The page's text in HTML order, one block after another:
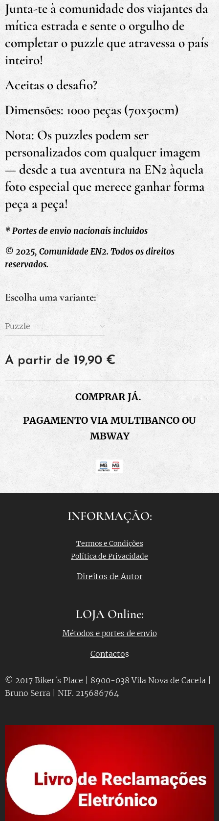
Junta-te à comunidade dos viajantes da
mítica estrada e sente o orgulho de
completar o puzzle que atravessa o país
inteiro!
Aceitas o desafio?
Dimensões: 1000 peças (70x50cm)
Nota: Os puzzles podem ser
personalizados com qualquer imagem
— desde a tua aventura na EN2 àquela
foto especial que merece ganhar forma
peça a peça!
* Portes de envio nacionais incluidos
© 2025, Comunidade EN2. Todos os direitos
reservados.
Escolha uma variante:
Puzzle
A partir de 19,90 €
COMPRAR JÁ.
PAGAMENTO VIA MULTIBANCO OU
MBWAY
INFORMAÇÃO:
Termos e Condições
Política de Privacidade
Direitos de Autor
LOJA Online:
Métodos e portes de envio
Contactos
© 2017 Biker´s Place | 8900-038 Vila Nova de Cacela |
Bruno Serra | NIF. 215686764